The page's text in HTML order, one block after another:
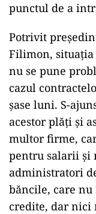
punctul de a
Potrivit
Filimon, situația
nu se pune
cazul
șase luni. S-
acestor plăți și
multor firme,
pentru salarii
administratori
băncile, care
credite, dar nici